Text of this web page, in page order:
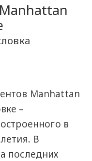
Manhattan
–
в
В
последних